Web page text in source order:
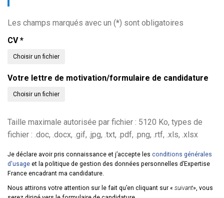
Les champs marqués avec un (*) sont obligatoires
CV *
Choisir un fichier
Votre lettre de motivation/formulaire de candidature
Choisir un fichier
Taille maximale autorisée par fichier : 5120 Ko, types de
fichier : .doc, .docx, .gif, .jpg, .txt, .pdf, .png, .rtf, .xls, .xlsx
Je déclare avoir pris connaissance et j’accepte les conditions générales
d'usage et la politique de gestion des données personnelles d’Expertise
France encadrant ma candidature.
Nous attirons votre attention sur le fait qu’en cliquant sur « suivant», vous